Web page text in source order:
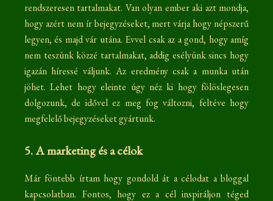
rendszeresen tartalmakat. Van olyan ember aki azt mondja,
hogy azért nem ír bejegyzéseket, mert várja hogy népszerű
legyen, és majd vár utána. Evvel csak az a gond, hogy amíg
nem teszünk közzé tartalmakat, addig esélyünk sincs hogy
igazán híressé váljunk. Az eredmény csak a munka után
jöhet. Lehet hogy eleinte úgy néz ki hogy fölöslegesen
dolgozunk, de idővel ez meg fog változni, feltéve hogy
megfelelő bejegyzéseket gyártunk.
5. A marketing és a célok
Már föntebb írtam hogy gondold át a célodat a bloggal
kapcsolatban. Fontos, hogy ez a cél inspiráljon téged